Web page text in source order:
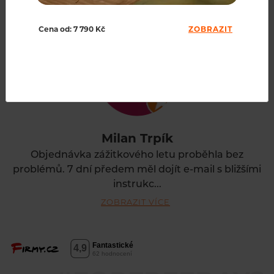
Cena od: 7 790 Kč ZOBRAZIT
Milan Trpík
Objednávka zážitkového letu proběhla bez
problémů. 7 dní předem měl dojít e-mail s bližšími
instrukc...
ZOBRAZIT VÍCE